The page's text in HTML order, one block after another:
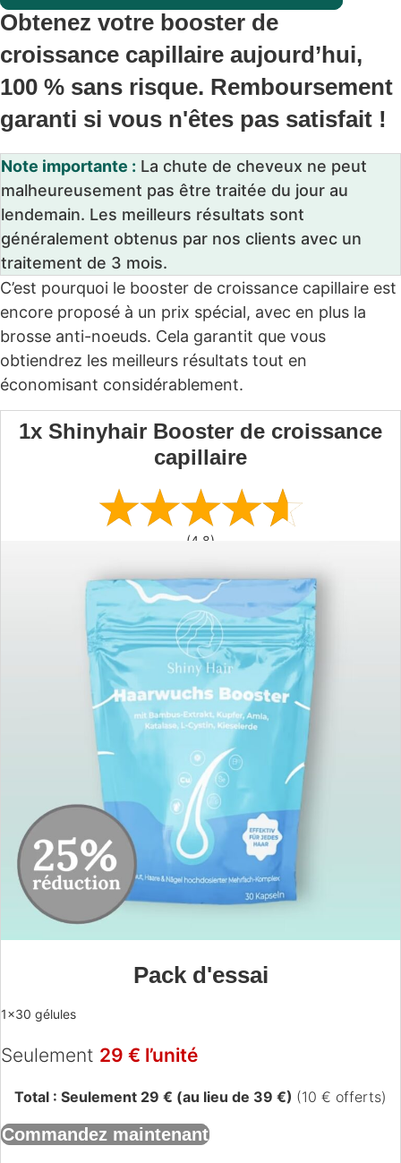
Obtenez votre booster de
croissance capillaire aujourd’hui,
100 % sans risque. Remboursement
garanti si vous n'êtes pas satisfait !
Note importante : La chute de cheveux ne peut
malheureusement pas être traitée du jour au
lendemain. Les meilleurs résultats sont
généralement obtenus par nos clients avec un
traitement de 3 mois.
C’est pourquoi le booster de croissance capillaire est
encore proposé à un prix spécial, avec en plus la
brosse anti-noeuds. Cela garantit que vous
obtiendrez les meilleurs résultats tout en
économisant considérablement.
1x Shinyhair Booster de croissance
capillaire
(4,8)
Pack d'essai
1×30 gélules
Seulement 29 € l’unité
Total : Seulement 29 € (au lieu de 39 €) (10 € offerts)
Commandez maintenant